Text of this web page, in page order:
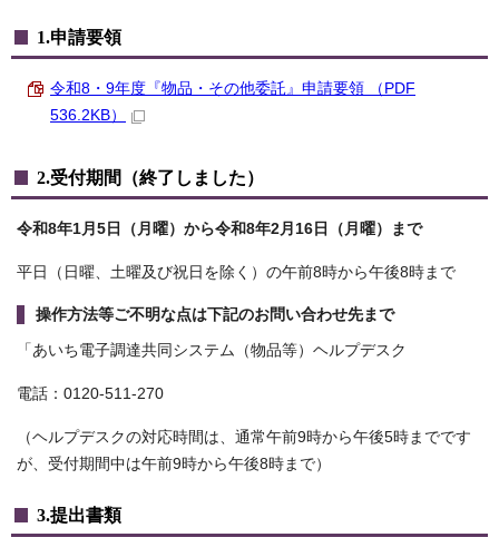
1.申請要領
令和8・9年度『物品・その他委託』申請要領 （PDF
536.2KB）
2.受付期間（終了しました）
令和8年1月5日（月曜）から令和8年2月16日（月曜）まで
平日（日曜、土曜及び祝日を除く）の午前8時から午後8時まで
操作方法等ご不明な点は下記のお問い合わせ先まで
「あいち電子調達共同システム（物品等）ヘルプデスク
電話：0120-511-270
（ヘルプデスクの対応時間は、通常午前9時から午後5時までです
が、受付期間中は午前9時から午後8時まで）
3.提出書類